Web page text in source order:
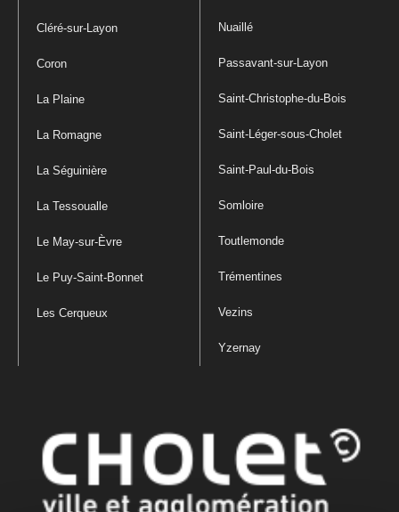
Cléré-sur-Layon
Coron
La Plaine
La Romagne
La Séguinière
La Tessoualle
Le May-sur-Èvre
Le Puy-Saint-Bonnet
Les Cerqueux
Nuaillé
Passavant-sur-Layon
Saint-Christophe-du-Bois
Saint-Léger-sous-Cholet
Saint-Paul-du-Bois
Somloire
Toutlemonde
Trémentines
Vezins
Yzernay